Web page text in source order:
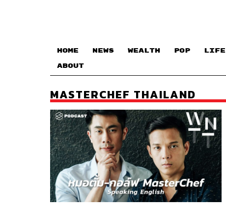
HOME NEWS WEALTH POP LIFE
ABOUT
MASTERCHEF THAILAND